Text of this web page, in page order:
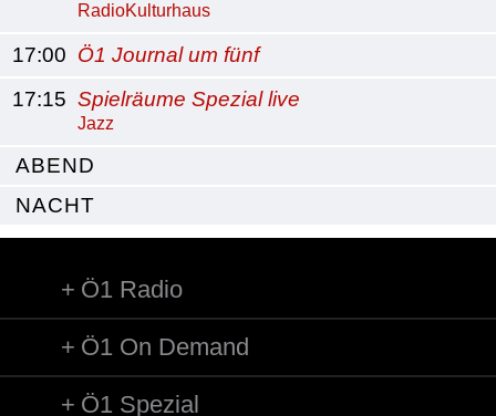
RadioKulturhaus
17:00 Ö1 Journal um fünf
17:15 Spielräume Spezial live
Jazz
ABEND
NACHT
Ö1 Radio
Ö1 On Demand
Ö1 Spezial